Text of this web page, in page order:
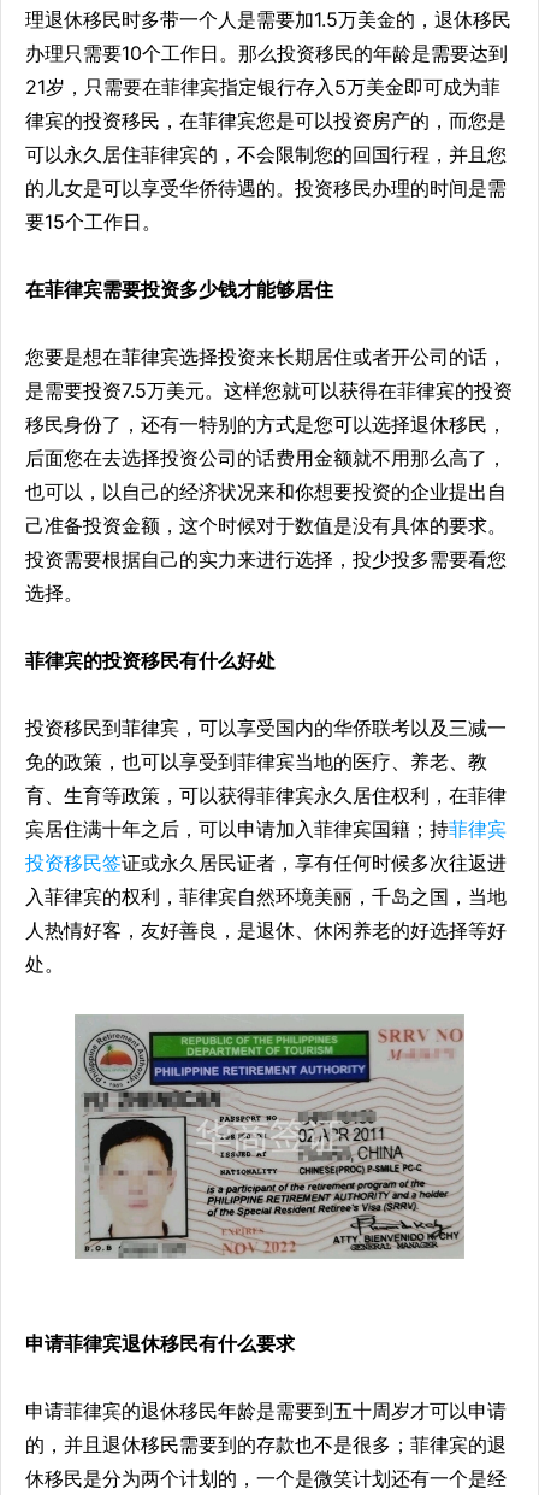
理退休移民时多带一个人是需要加1.5万美金的，退休移民
办理只需要10个工作日。那么投资移民的年龄是需要达到
21岁，只需要在菲律宾指定银行存入5万美金即可成为菲
律宾的投资移民，在菲律宾您是可以投资房产的，而您是
可以永久居住菲律宾的，不会限制您的回国行程，并且您
的儿女是可以享受华侨待遇的。投资移民办理的时间是需
要15个工作日。
在菲律宾需要投资多少钱才能够居住
您要是想在菲律宾选择投资来长期居住或者开公司的话，
是需要投资7.5万美元。这样您就可以获得在菲律宾的投资
移民身份了，还有一特别的方式是您可以选择退休移民，
后面您在去选择投资公司的话费用金额就不用那么高了，
也可以，以自己的经济状况来和你想要投资的企业提出自
己准备投资金额，这个时候对于数值是没有具体的要求。
投资需要根据自己的实力来进行选择，投少投多需要看您
选择。
菲律宾的投资移民有什么好处
投资移民到菲律宾，可以享受国内的华侨联考以及三减一
免的政策，也可以享受到菲律宾当地的医疗、养老、教
育、生育等政策，可以获得菲律宾永久居住权利，在菲律
宾居住满十年之后，可以申请加入菲律宾国籍；持菲律宾
投资移民签证或永久居民证者，享有任何时候多次往返进
入菲律宾的权利，菲律宾自然环境美丽，千岛之国，当地
人热情好客，友好善良，是退休、休闲养老的好选择等好
处。
申请菲律宾退休移民有什么要求
申请菲律宾的退休移民年龄是需要到五十周岁才可以申请
的，并且退休移民需要到的存款也不是很多；菲律宾的退
休移民是分为两个计划的，一个是微笑计划还有一个是经